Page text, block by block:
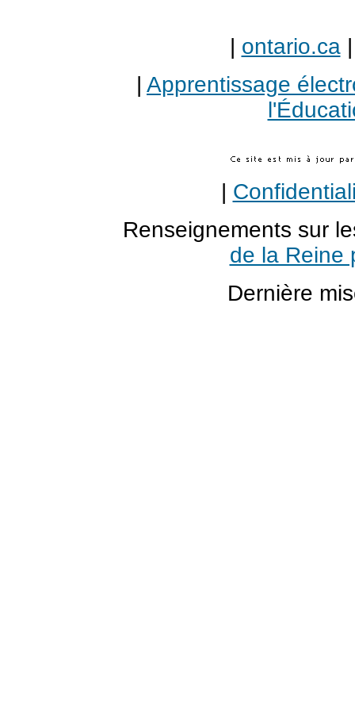
| ontario.ca
| Apprentissage
|
Renseignements sur
de la Reine
Dernière